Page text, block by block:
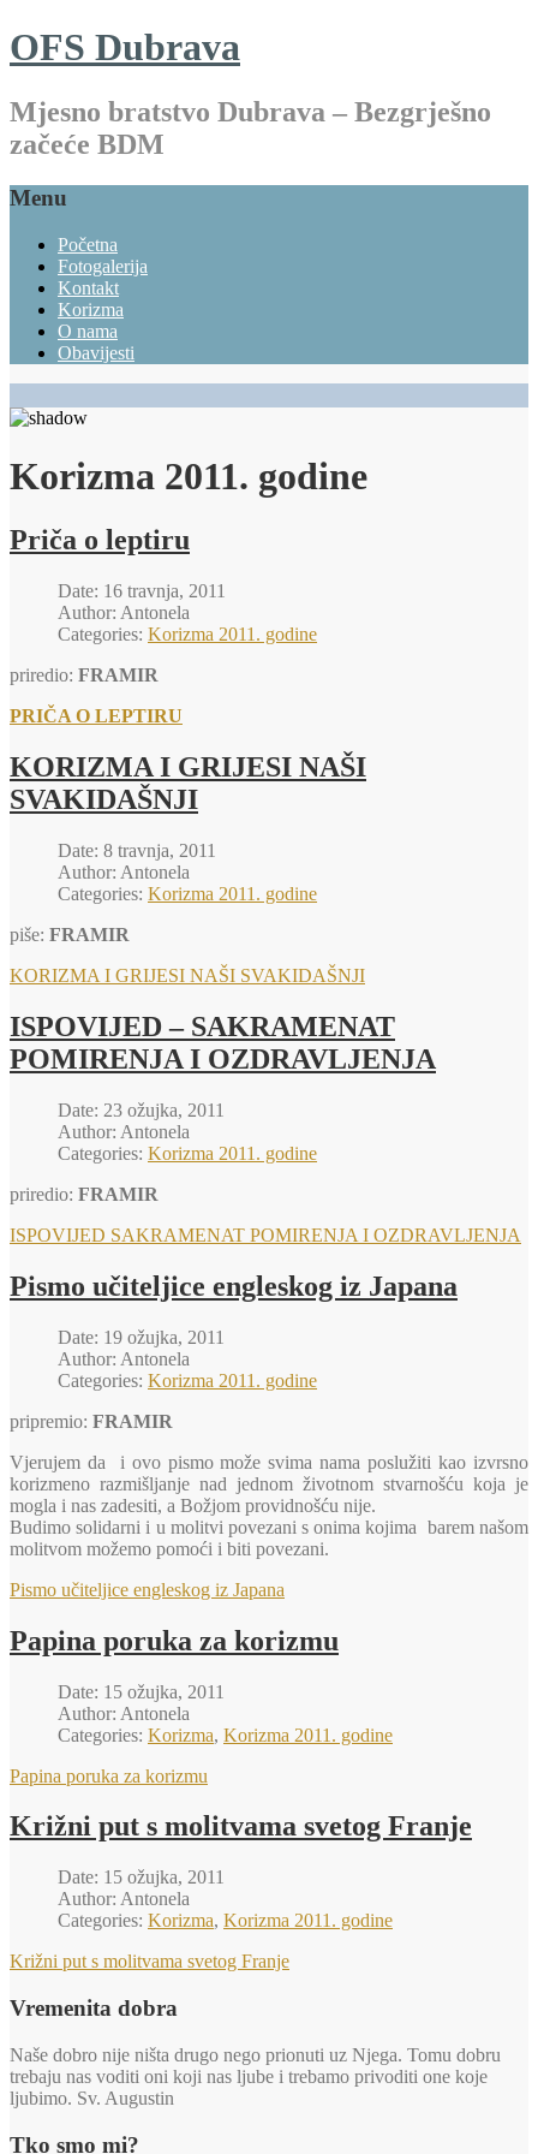
OFS Dubrava
Mjesno bratstvo Dubrava – Bezgrješno
začeće BDM
Menu
Početna
Fotogalerija
Kontakt
Korizma
O nama
Obavijesti
Korizma 2011. godine
Priča o leptiru
Date: 16 travnja, 2011
Author: Antonela
Categories: Korizma 2011. godine
priredio: FRAMIR
PRIČA O LEPTIRU
KORIZMA I GRIJESI NAŠI
SVAKIDAŠNJI
Date: 8 travnja, 2011
Author: Antonela
Categories: Korizma 2011. godine
piše: FRAMIR
KORIZMA I GRIJESI NAŠI SVAKIDAŠNJI
ISPOVIJED – SAKRAMENAT
POMIRENJA I OZDRAVLJENJA
Date: 23 ožujka, 2011
Author: Antonela
Categories: Korizma 2011. godine
priredio: FRAMIR
ISPOVIJED SAKRAMENAT POMIRENJA I OZDRAVLJENJA
Pismo učiteljice engleskog iz Japana
Date: 19 ožujka, 2011
Author: Antonela
Categories: Korizma 2011. godine
pripremio: FRAMIR
Vjerujem da i ovo pismo može svima nama poslužiti kao izvrsno
korizmeno razmišljanje nad jednom životnom stvarnošću koja je
mogla i nas zadesiti, a Božjom providnošću nije.
Budimo solidarni i u molitvi povezani s onima kojima barem našom
molitvom možemo pomoći i biti povezani.
Pismo učiteljice engleskog iz Japana
Papina poruka za korizmu
Date: 15 ožujka, 2011
Author: Antonela
Categories: Korizma, Korizma 2011. godine
Papina poruka za korizmu
Križni put s molitvama svetog Franje
Date: 15 ožujka, 2011
Author: Antonela
Categories: Korizma, Korizma 2011. godine
Križni put s molitvama svetog Franje
Vremenita dobra
Naše dobro nije ništa drugo nego prionuti uz Njega. Tomu dobru
trebaju nas voditi oni koji nas ljube i trebamo privoditi one koje
ljubimo. Sv. Augustin
Tko smo mi?